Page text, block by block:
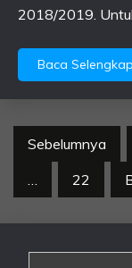
2018/2019.
Baca
Paginasi
Sebelumnya
22